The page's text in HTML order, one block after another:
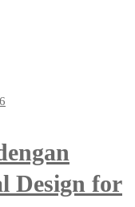
Design for